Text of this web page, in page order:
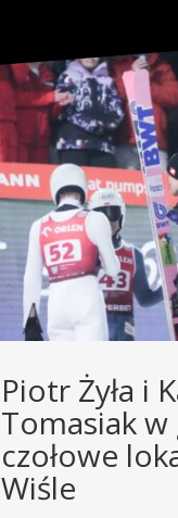
Piotr Żyła i
Tomasiak w
czołowe
Wiśle